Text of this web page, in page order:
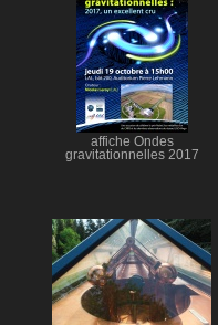
affiche Ondes
gravitationnelles 2017